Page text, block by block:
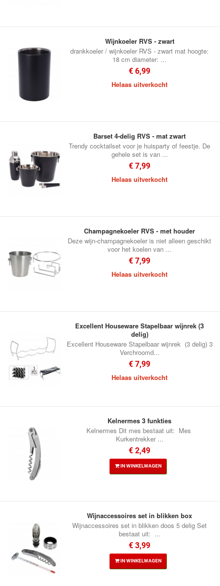
Wijnkoeler RVS - zwart
drankkoeler / wijnkoeler RVS - zwart mat hoogte:
18 cm diameter: ...
€ 6,99
Helaas uitverkocht
Barset 4-delig RVS - mat zwart
Trendy cocktailset voor je huisparty of feestje. De
gehele set is van ...
€ 7,99
Helaas uitverkocht
Champagnekoeler RVS - met houder
Deze wijn-champagnekoeler is niet alleen geschikt
voor het koelen van ...
€ 7,99
Helaas uitverkocht
Excellent Houseware Stapelbaar wijnrek (3
delig)
Excellent Houseware Stapelbaar wijnrek (3 delig) 3
Verchroomd...
€ 7,99
Helaas uitverkocht
Kelnermes 3 funkties
Kelnermes Dit mes bestaat uit: Mes
Kurkentrekker ...
€ 2,49
IN WINKELWAGEN
Wijnaccessoires set in blikken box
Wijnaccessoires set in blikken doos 5 delig Set
bestaat uit: ...
€ 3,99
IN WINKELWAGEN